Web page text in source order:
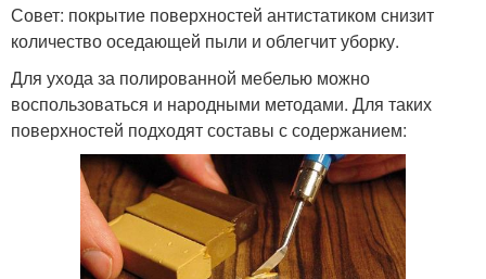
Совет: покрытие поверхностей антистатиком снизит
количество оседающей пыли и облегчит уборку.
Для ухода за полированной мебелью можно
воспользоваться и народными методами. Для таких
поверхностей подходят составы с содержанием: